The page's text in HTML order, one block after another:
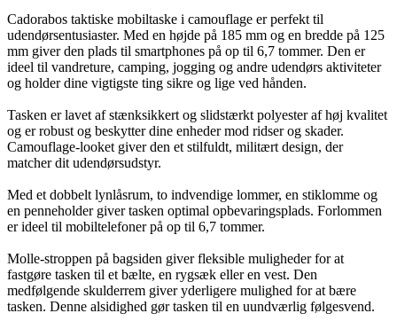
Cadorabos taktiske mobiltaske i camouflage er perfekt til
udendørsentusiaster. Med en højde på 185 mm og en bredde på 125
mm giver den plads til smartphones på op til 6,7 tommer. Den er
ideel til vandreture, camping, jogging og andre udendørs aktiviteter
og holder dine vigtigste ting sikre og lige ved hånden.
Tasken er lavet af stænksikkert og slidstærkt polyester af høj kvalitet
og er robust og beskytter dine enheder mod ridser og skader.
Camouflage-looket giver den et stilfuldt, militært design, der
matcher dit udendørsudstyr.
Med et dobbelt lynlåsrum, to indvendige lommer, en stiklomme og
en penneholder giver tasken optimal opbevaringsplads. Forlommen
er ideel til mobiltelefoner på op til 6,7 tommer.
Molle-stroppen på bagsiden giver fleksible muligheder for at
fastgøre tasken til et bælte, en rygsæk eller en vest. Den
medfølgende skulderrem giver yderligere mulighed for at bære
tasken. Denne alsidighed gør tasken til en uundværlig følgesvend.